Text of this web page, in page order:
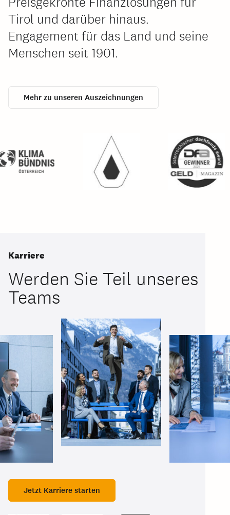
Tirol und darüber hinaus.
Engagement für das Land und seine
Menschen seit 1901.
Mehr zu unseren Auszeichnungen
Karriere
Werden Sie Teil unseres
Teams
Jetzt Karriere starten